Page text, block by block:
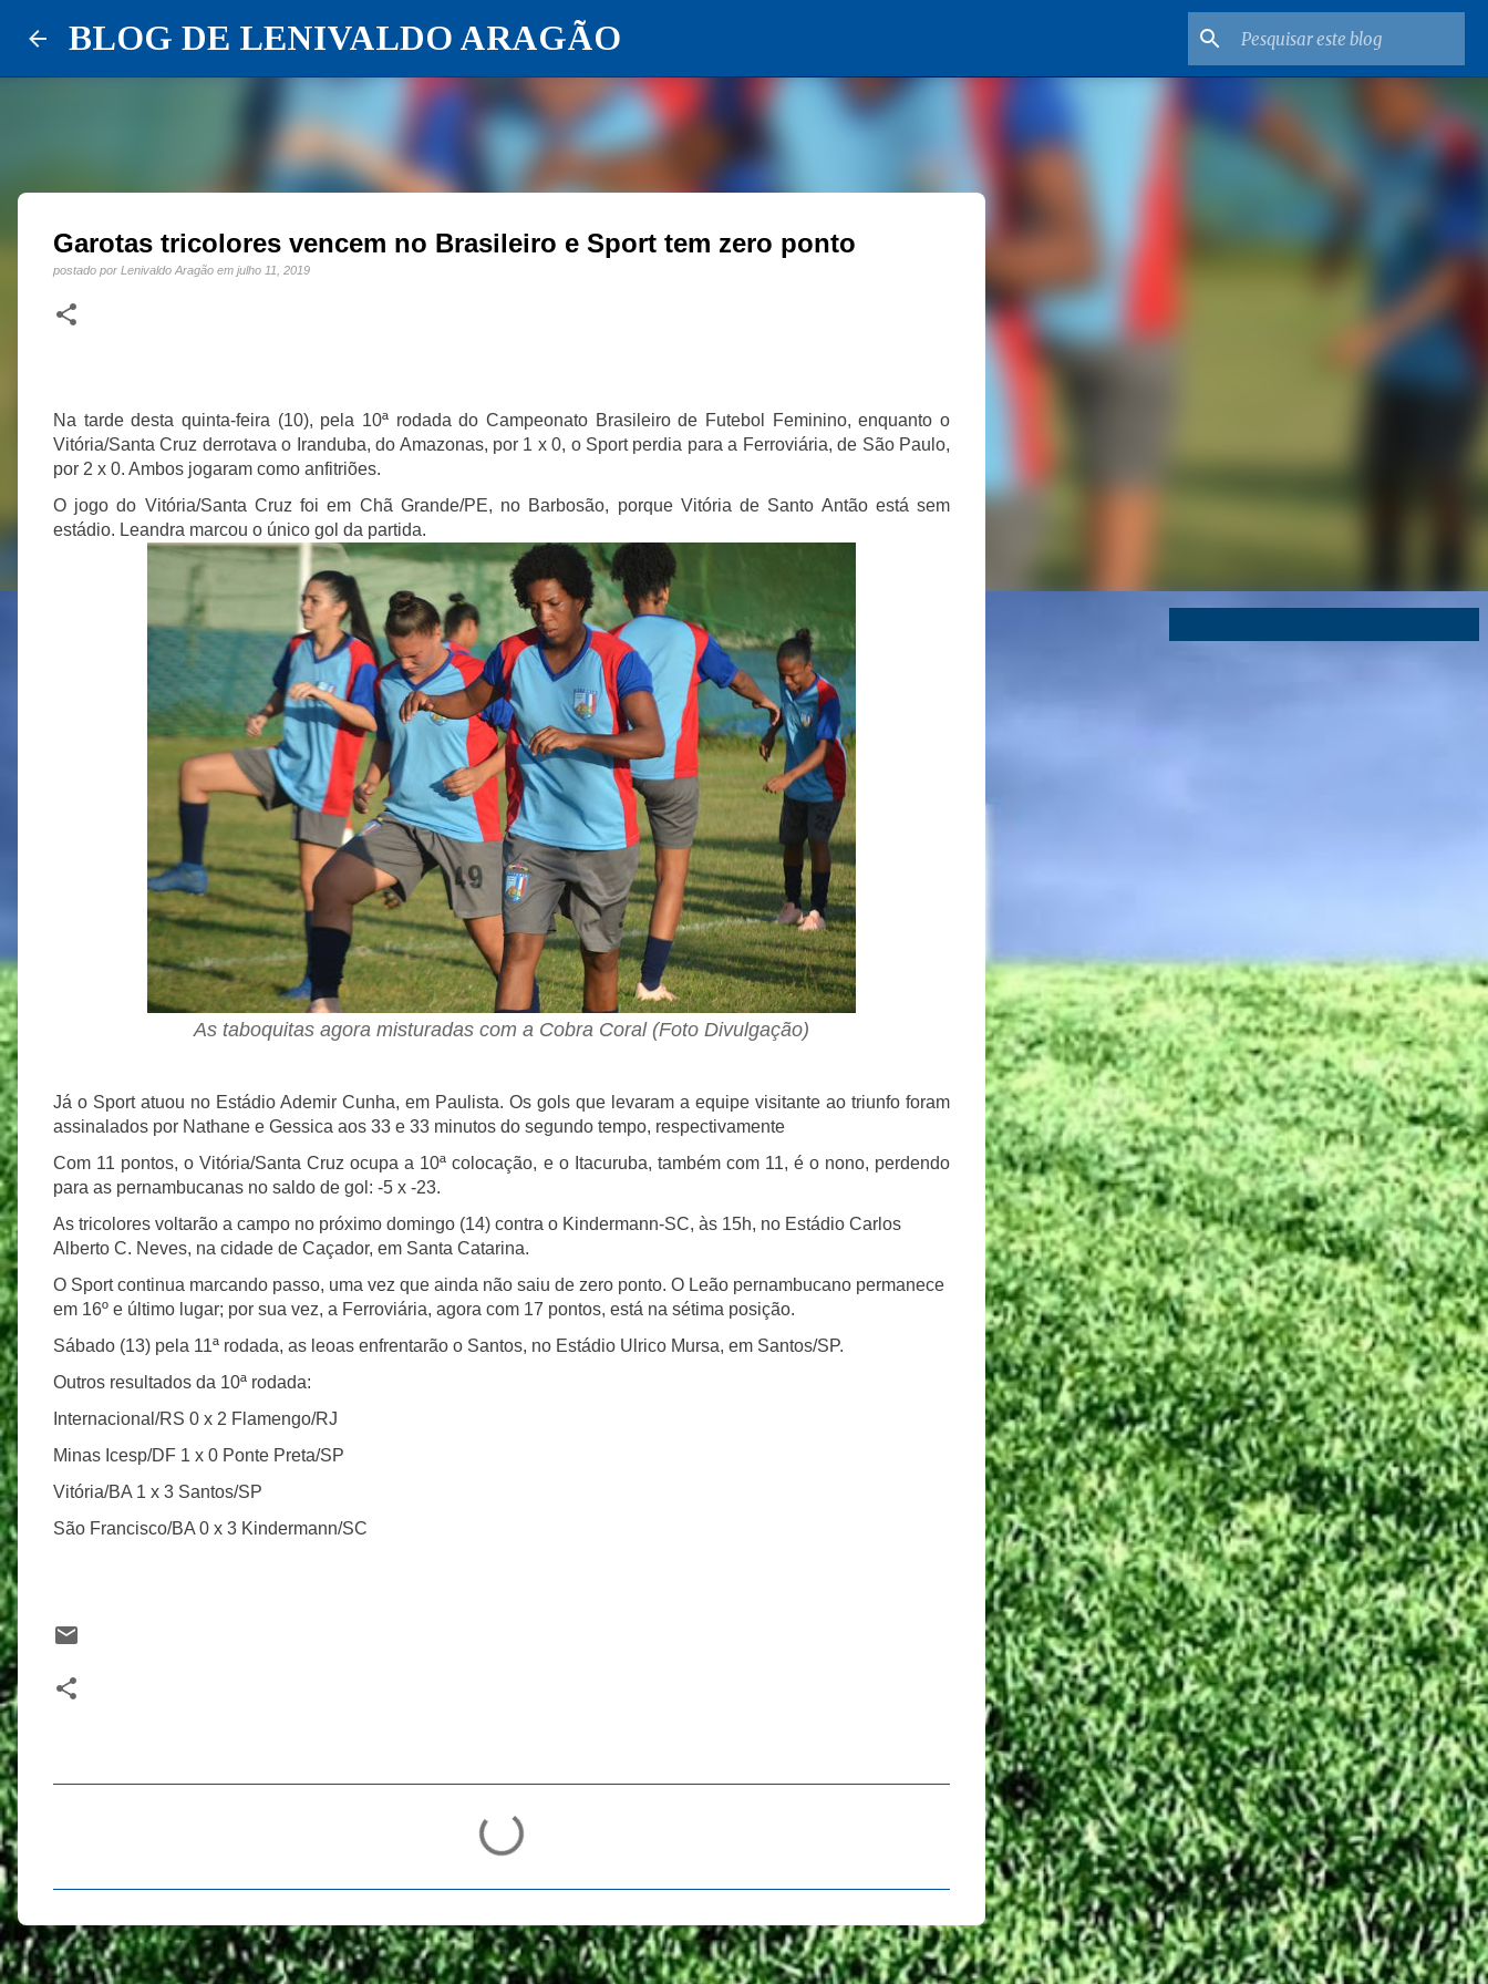
BLOG DE LENIVALDO ARAGÃO
Garotas tricolores vencem no Brasileiro e Sport tem zero ponto
postado por Lenivaldo Aragão em julho 11, 2019
Na tarde desta quinta-feira (10), pela 10ª rodada do Campeonato Brasileiro de Futebol Feminino, enquanto o
Vitória/Santa Cruz derrotava o Iranduba, do Amazonas, por 1 x 0, o Sport perdia para a Ferroviária, de São Paulo,
por 2 x 0. Ambos jogaram como anfitriões.
O jogo do Vitória/Santa Cruz foi em Chã Grande/PE, no Barbosão, porque Vitória de Santo Antão está sem
estádio. Leandra marcou o único gol da partida.
As taboquitas agora misturadas com a Cobra Coral (Foto Divulgação)
Já o Sport atuou no Estádio Ademir Cunha, em Paulista. Os gols que levaram a equipe visitante ao triunfo foram
assinalados por Nathane e Gessica aos 33 e 33 minutos do segundo tempo, respectivamente
Com 11 pontos, o Vitória/Santa Cruz ocupa a 10ª colocação, e o Itacuruba, também com 11, é o nono, perdendo
para as pernambucanas no saldo de gol: -5 x -23.
As tricolores voltarão a campo no próximo domingo (14) contra o Kindermann-SC, às 15h, no Estádio Carlos
Alberto C. Neves, na cidade de Caçador, em Santa Catarina.
O Sport continua marcando passo, uma vez que ainda não saiu de zero ponto. O Leão pernambucano permanece
em 16º e último lugar; por sua vez, a Ferroviária, agora com 17 pontos, está na sétima posição.
Sábado (13) pela 11ª rodada, as leoas enfrentarão o Santos, no Estádio Ulrico Mursa, em Santos/SP.
Outros resultados da 10ª rodada:
Internacional/RS 0 x 2 Flamengo/RJ
Minas Icesp/DF 1 x 0 Ponte Preta/SP
Vitória/BA 1 x 3 Santos/SP
São Francisco/BA 0 x 3 Kindermann/SC
n
t